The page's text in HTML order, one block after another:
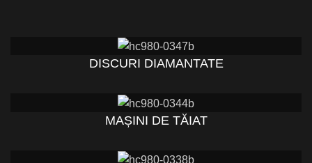
DISCURI DIAMANTATE
MAȘINI DE TĂIAT